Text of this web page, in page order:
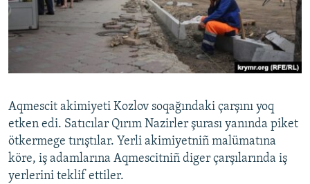
Aqmescit akimiyeti Kozlov soqağındaki çarşını yoq
etken edi. Satıcılar Qırım Nazirler şurası yanında piket
ötkermege tırıştılar. Yerli akimiyetniñ malümatına
köre, iş adamlarına Aqmescitniñ diger çarşılarında iş
yerlerini teklif ettiler.